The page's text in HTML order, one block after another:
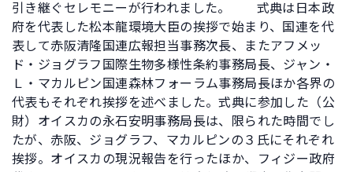
引き継ぐセレモニーが行われました。
式典は日本政
府を代表した松本龍環境大臣の挨拶で始まり、国連を代
表して赤阪清隆国連広報担当事務次長、またアフメッ
ド・ジョグラフ国際生物多様性条約事務局長、ジャン・
Ｌ・マカルピン国連森林フォーラム事務局長ほか各界の
代表もそれぞれ挨拶を述べました。式典に参加した（公
財）オイスカの永石安明事務局長は、限られた時間でし
たが、赤阪、ジョグラフ、マカルピンの３氏にそれぞれ
挨拶。オイスカの現況報告を行ったほか、フィジー政府